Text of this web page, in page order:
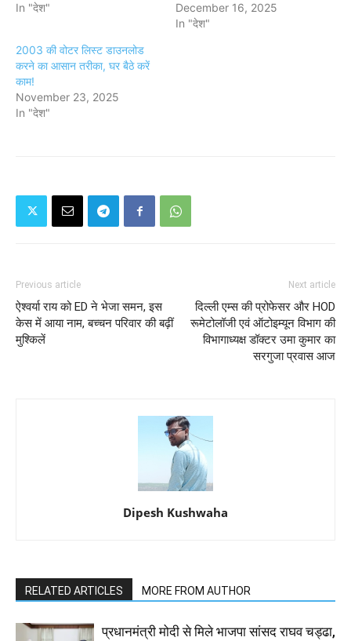
In "देश"
December 16, 2025
In "देश"
2003 की वोटर लिस्ट डाउनलोड
करने का आसान तरीका, घर बैठे करें
काम!
November 23, 2025
In "देश"
Previous article
ऐश्‍वर्या राय को ED ने भेजा समन, इस
केस में आया नाम, बच्चन परिवार की बढ़ीं
मुश्किलें
Next article
दिल्ली एम्स की प्रोफेसर और HOD
रूमेटोलॉजी एवं ऑटोइम्यून विभाग की
विभागाध्यक्ष डॉक्टर उमा कुमार का
सरगुजा प्रवास आज
Dipesh Kushwaha
RELATED ARTICLES MORE FROM AUTHOR
प्रधानमंत्री मोदी से मिले भाजपा सांसद राघव चड्ढा,